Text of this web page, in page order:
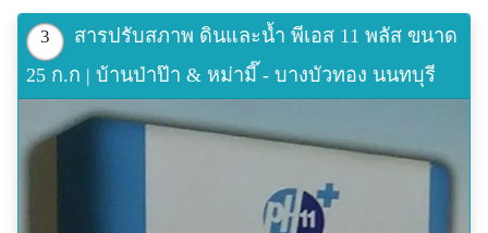
3
สารปรับสภาพ ดินและน้ำ พีเอส 11 พลัส ขนาด
25 ก.ก | บ้านป่าป๊า & หม่ามี๊ - บางบัวทอง นนทบุรี